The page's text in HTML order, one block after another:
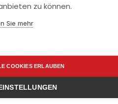
zu können.
Sie mehr
COOKIES ERLAUBEN
EINSTELLUNGEN